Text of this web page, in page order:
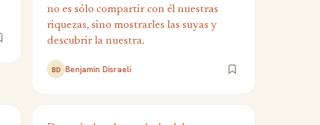
no es sólo compartir con él nuestras
riquezas, sino mostrarles las suyas y
descubrir la nuestra.
BD Benjamin Disraeli